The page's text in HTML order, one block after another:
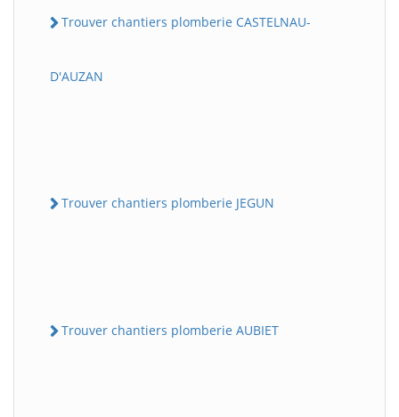
Trouver chantiers plomberie CASTELNAU-
D'AUZAN
Trouver chantiers plomberie JEGUN
Trouver chantiers plomberie AUBIET